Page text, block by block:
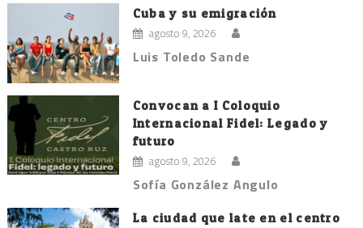
Cuba y su emigración
agosto 9, 2026
Luis Toledo Sande
Convocan a I Coloquio
Internacional Fidel: Legado y
futuro
agosto 9, 2026
Sofía González Angulo
La ciudad que late en el centro